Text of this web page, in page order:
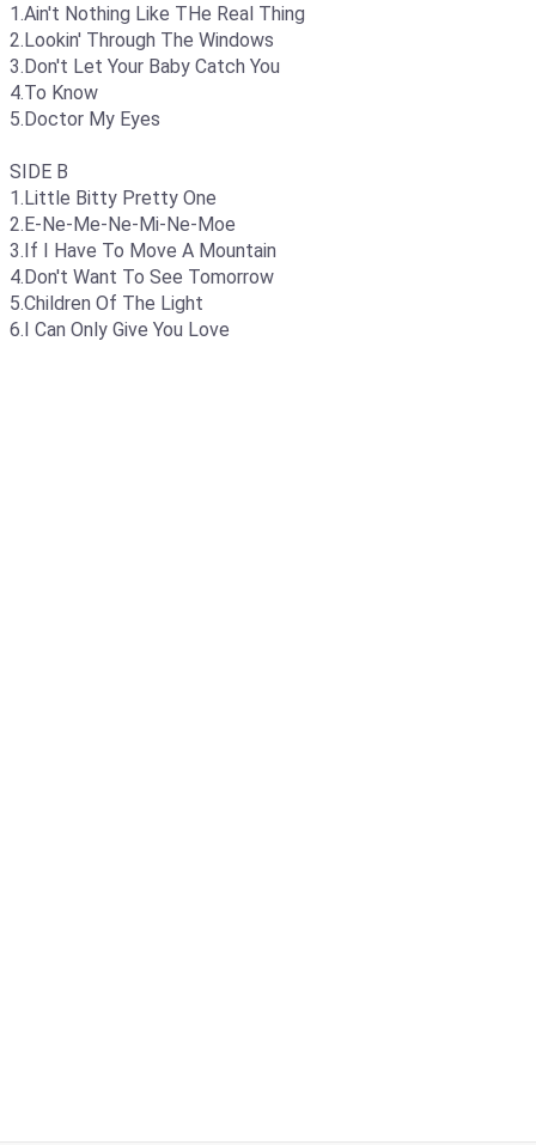
1.Ain't Nothing Like THe Real Thing
2.Lookin' Through The Windows
3.Don't Let Your Baby Catch You
4.To Know
5.Doctor My Eyes
SIDE B
1.Little Bitty Pretty One
2.E-Ne-Me-Ne-Mi-Ne-Moe
3.If I Have To Move A Mountain
4.Don't Want To See Tomorrow
5.Children Of The Light
6.I Can Only Give You Love